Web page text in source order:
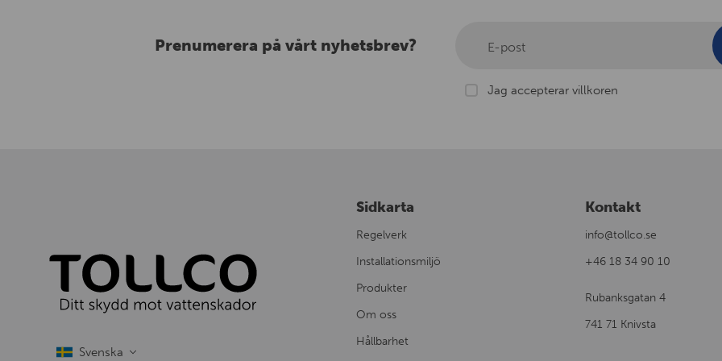
Prenumerera på vårt nyhetsbrev? E-post
Jag accepterar villkoren
Sidkarta
Regelverk
Installationsmiljö
Produkter
Om oss
Hållbarhet
Kontakt
info@tollco.se
+46 18 34 90 10
Rubanksgatan 4
741 71 Knivsta